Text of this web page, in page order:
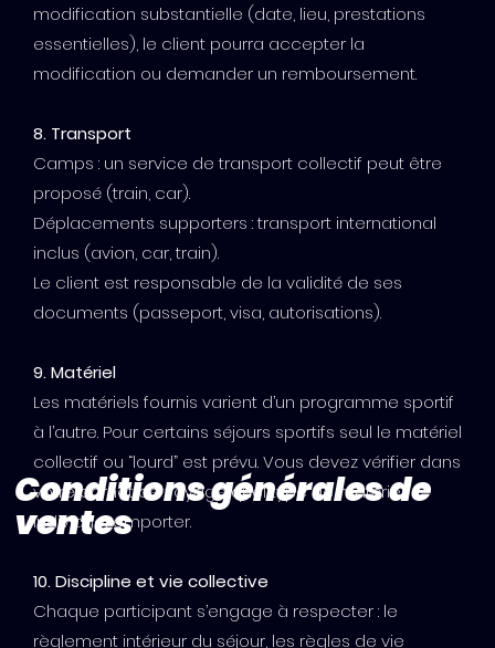
Conditions générales de
ventes
modification substantielle (date, lieu, prestations
essentielles), le client pourra accepter la
modification ou demander un remboursement.
8. Transport
Camps : un service de transport collectif peut être
proposé (train, car).
Déplacements supporters : transport international
inclus (avion, car, train).
Le client est responsable de la validité de ses
documents (passeport, visa, autorisations).
9. Matériel
Les matériels fournis varient d’un programme sportif
à l’autre. Pour certains séjours sportifs seul le matériel
collectif ou “lourd” est prévu. Vous devez vérifier dans
votre carnet de voyage quel type de matériel
individuel emporter.
10. Discipline et vie collective
Chaque participant s’engage à respecter : le
règlement intérieur du séjour, les règles de vie